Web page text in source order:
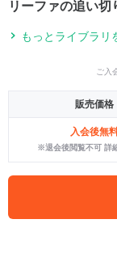
リーファの追い切
もっとライブラリ
ご入
販売価格
入会後無
※退会後閲覧不可 詳